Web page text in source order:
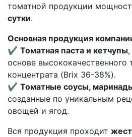
томатной продукции
сутки.
Основная продукция
✔ Томатная паста и кетчупы
основе высококачественного
концентрата (Brix 36-38%).
✔ Томатные соусы,
созданные по уникальным
овощей и ягод.
Вся продукция проходит